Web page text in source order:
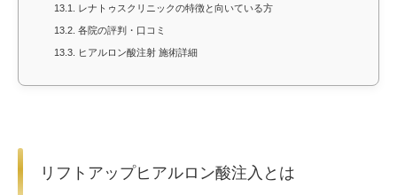
13.1. レナトゥスクリニックの特徴と向いている方
13.2. 各院の評判・口コミ
13.3. ヒアルロン酸注射 施術詳細
リフトアップヒアルロン酸注入とは